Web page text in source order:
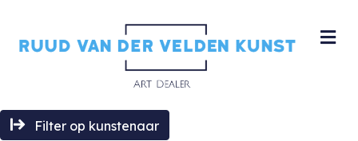
Filter op kunstenaar